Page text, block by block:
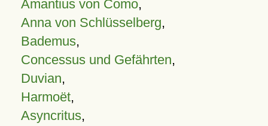
Amantius von Como,
Anna von Schlüsselberg,
Bademus,
Concessus und Gefährten,
Duvian,
Harmoët,
Asyncritus,